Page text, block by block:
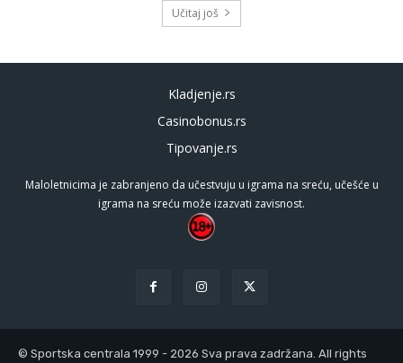
Učitaj još
Kladjenje.rs
Casinobonus.rs
Tipovanje.rs
Maloletnicima je zabranjeno da učestvuju u igrama na sreću, učešće u
igrama na sreću može izazvati zavisnost.
© Sportska centrala 1999 - 2026 Sva prava zadržana. All rights